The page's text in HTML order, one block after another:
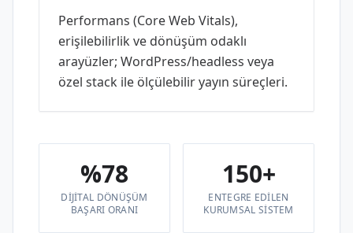
Performans (Core Web Vitals),
erişilebilirlik ve dönüşüm odaklı
arayüzler; WordPress/headless veya
özel stack ile ölçülebilir yayın süreçleri.
%78
DIJITAL DÖNÜŞÜM
BAŞARI ORANI
150+
ENTEGRE EDILEN
KURUMSAL SISTEM